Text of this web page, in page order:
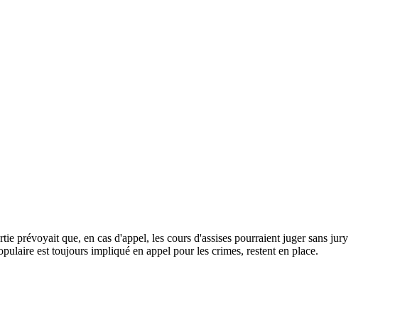
prévoyait que, en cas d'appel, les cours d'assises pourraient juger sans jury
est toujours impliqué en appel pour les crimes, restent en place.